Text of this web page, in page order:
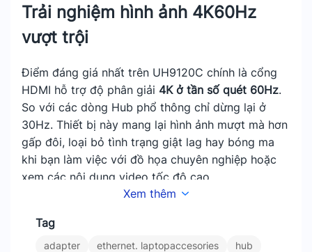
Trải nghiệm hình ảnh 4K60Hz
vượt trội
Điểm đáng giá nhất trên UH9120C chính là cổng
HDMI hỗ trợ độ phân giải 4K ở tần số quét 60Hz.
So với các dòng Hub phổ thông chỉ dừng lại ở
30Hz. Thiết bị này mang lại hình ảnh mượt mà hơn
gấp đôi, loại bỏ tình trạng giật lag hay bóng ma
khi bạn làm việc với đồ họa chuyên nghiệp hoặc
xem các nội dung video tốc độ cao.
Xem thêm
Tag
adapter ethernet. laptopaccesories
hub